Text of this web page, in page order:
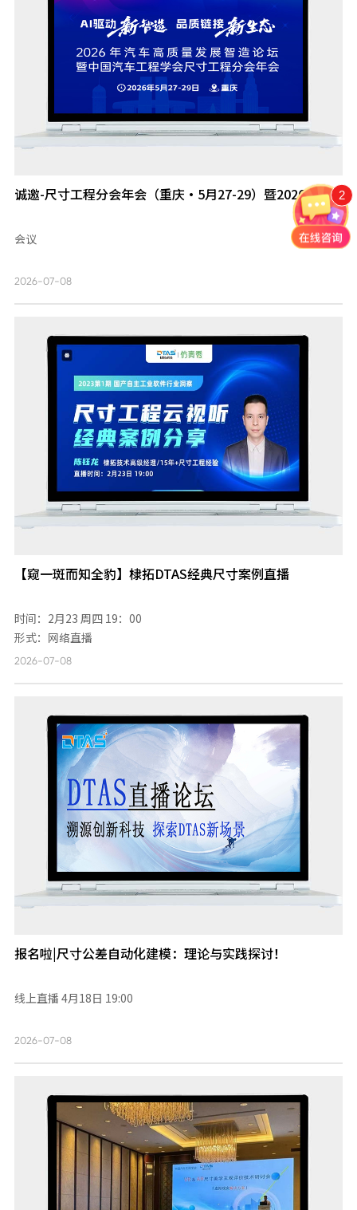
诚邀-尺寸工程分会年会（重庆·5月27-29）暨2026汽车...
会议
2026-07-08
【窥一斑而知全豹】棣拓DTAS经典尺寸案例直播
时间：2月23 周四 19：00
形式：网络直播
2026-07-08
报名啦|尺寸公差自动化建模：理论与实践探讨！
线上直播 4月18日 19:00
2026-07-08
2